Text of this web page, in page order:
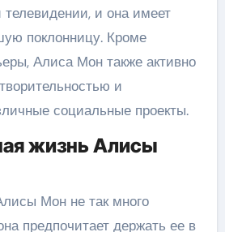
телевидении, и она имеет
поклонницу. Кроме
Алиса Мон также активно
и
социальные проекты.
жизнь Алисы
Мон не так много
предпочитает держать ее в